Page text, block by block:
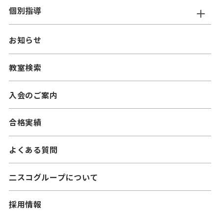
お知らせ
教室検索
入会のご案内
合格実績
よくある質問
二スコグループについて
採用情報
ニスコ進学スクール
━小学生コース
━中学生コース
━中学生コース
個別指導
ニスコパーソナル
━小学生コース
━中学生コース
━高校生コース